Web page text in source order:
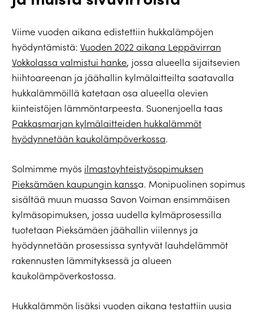
Viime vuoden aikana edistettiin hukkalämpöjen
hyödyntämistä: Vuoden 2022 aikana Leppävirran
Vokkolassa valmistui hanke, jossa alueella sijaitsevien
hiihtoareenan ja jäähallin kylmälaitteilta saatavalla
hukkalämmöillä katetaan osa alueella olevien
kiinteistöjen lämmöntarpeesta. Suonenjoella taas
Pakkasmarjan kylmälaitteiden hukkalämmöt
hyödynnetään kaukolämpöverkossa.
Solmimme myös ilmastoyhteistyösopimuksen
Pieksämäen kaupungin kanssa. Monipuolinen sopimus
sisältää muun muassa Savon Voiman ensimmäisen
kylmäsopimuksen, jossa uudella kylmäprosessilla
tuotetaan Pieksämäen jäähallin viilennys ja
hyödynnetään prosessissa syntyvät lauhdelämmöt
rakennusten lämmityksessä ja alueen
kaukolämpöverkostossa.
Hukkalämmön lisäksi vuoden aikana testattiin uusia